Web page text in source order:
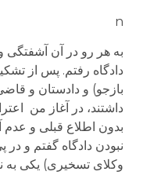
n
به هر رو در آن آشفتگی
دادگاه رفتم. پس از
بازجو) و دادستان و
داشتند، در آغاز من
بدون اطلاع قبلی و عدم
نبودن دادگاه گفتم و
وکلای تسخیری) یکی به